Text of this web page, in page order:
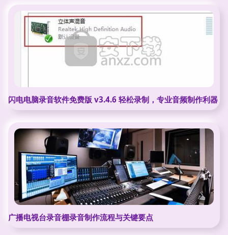
闪电电脑录音软件免费版 v3.4.6 轻松录制，专业音频制作利器
广播电视台录音棚录音制作流程与关键要点